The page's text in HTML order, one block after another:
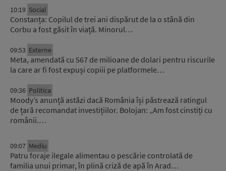
10:19 Social
Constanța: Copilul de trei ani dispărut de la o stână din
Corbu a fost găsit în viață. Minorul…
09:53 Externe
Meta, amendată cu 567 de milioane de dolari pentru riscurile
la care ar fi fost expuși copiii pe platformele…
09:36 Politica
Moody’s anunță astăzi dacă România își păstrează ratingul
de țară recomandat investițiilor. Bolojan: „Am fost cinstiți cu
românii.…
09:07 Mediu
Patru foraje ilegale alimentau o pescărie controlată de
familia unui primar, în plină criză de apă în Arad…